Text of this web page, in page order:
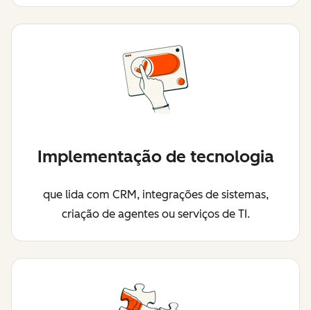
Implementação de tecnologia
que lida com CRM, integrações de sistemas,
criação de agentes ou serviços de TI.